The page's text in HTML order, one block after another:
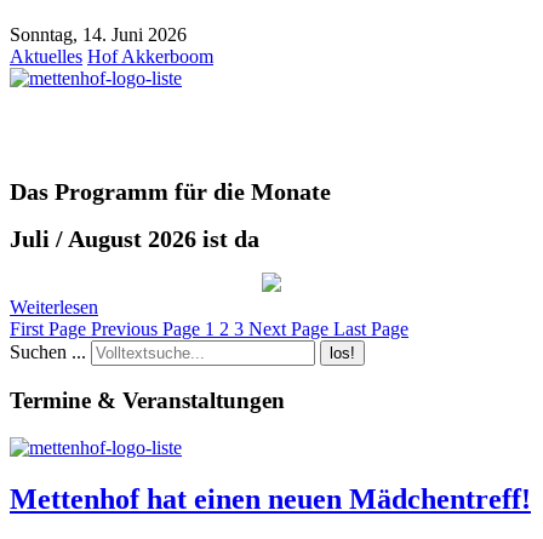
Sonntag, 14. Juni 2026
Aktuelles Hof Akkerboom
Das Programm für die Monate
Juli / August 2026 ist da
Weiterlesen
First Page Previous Page 1 2 3 Next Page Last Page
Suchen ...
los!
Termine & Veranstaltungen
Mettenhof hat einen neuen Mädchentreff!